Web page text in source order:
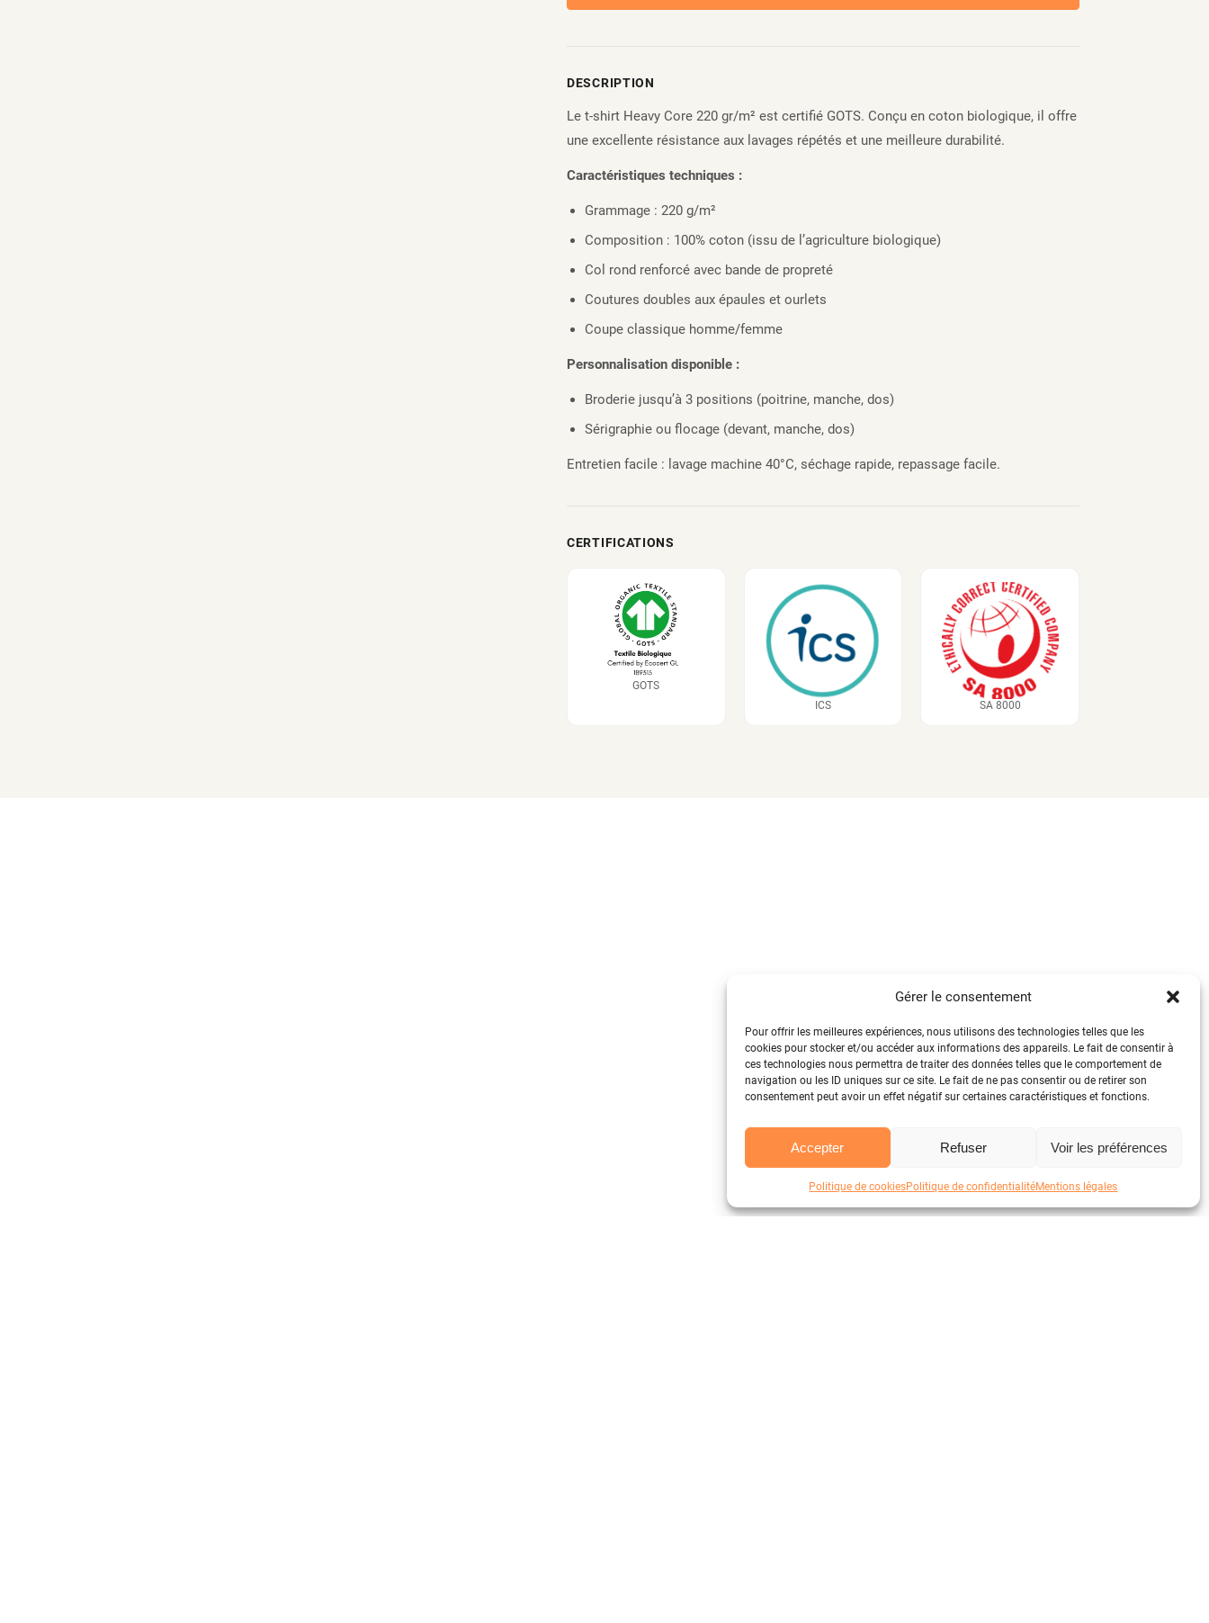
Gérer le consentement
Pour offrir les meilleures expériences, nous utilisons des technologies telles que les
cookies pour stocker et/ou accéder aux informations des appareils. Le fait de consentir à
ces technologies nous permettra de traiter des données telles que le comportement de
navigation ou les ID uniques sur ce site. Le fait de ne pas consentir ou de retirer son
consentement peut avoir un effet négatif sur certaines caractéristiques et fonctions.
Accepter Refuser Voir les préférences
Politique de cookiesPolitique de confidentialitéMentions légales
DESCRIPTION
Le t-shirt Heavy Core 220 gr/m² est certifié GOTS. Conçu en coton biologique, il offre
une excellente résistance aux lavages répétés et une meilleure durabilité.
Caractéristiques techniques :
Grammage : 220 g/m²
Composition : 100% coton (issu de l’agriculture biologique)
Col rond renforcé avec bande de propreté
Coutures doubles aux épaules et ourlets
Coupe classique homme/femme
Personnalisation disponible :
Broderie jusqu’à 3 positions (poitrine, manche, dos)
Sérigraphie ou flocage (devant, manche, dos)
Entretien facile : lavage machine 40°C, séchage rapide, repassage facile.
CERTIFICATIONS
GOTS
ICS
SA 8000